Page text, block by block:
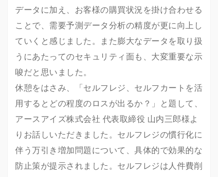
データに加え、お客様の購買状況を掛け合わせる
ことで、需要予測データ分析の精度が更に向上し
ていくと感じました。また膨大なデータを取り扱
うにあたってのセキュリティ面も、大変重要な示
唆だと思いました。
休憩をはさみ、「セルフレジ、セルフカートを活
用するとどの程度のロスが出るか？」と題して、
アースアイズ株式会社 代表取締役 山内三郎様よ
りお話しいただきました。セルフレジの慣行化に
伴う万引き増加問題について、具体的で効果的な
防止策が提示されました。セルフレジは人件費削